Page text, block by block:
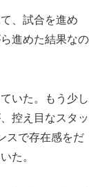
、試合を進め
進めた結果なの
いた。もう少し
控え目なスタッ
スで存在感をだ
た。